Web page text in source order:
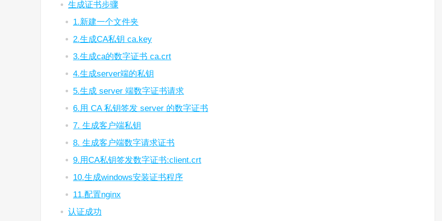
生成证书步骤
1.新建一个文件夹
2.生成CA私钥 ca.key
3.生成ca的数字证书 ca.crt
4.生成server端的私钥
5.生成 server 端数字证书请求
6.用 CA 私钥签发 server 的数字证书
7. 生成客户端私钥
8. 生成客户端数字请求证书
9.用CA私钥签发数字证书:client.crt
10.生成windows安装证书程序
11.配置nginx
认证成功